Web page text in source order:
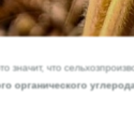
значит, что
органического